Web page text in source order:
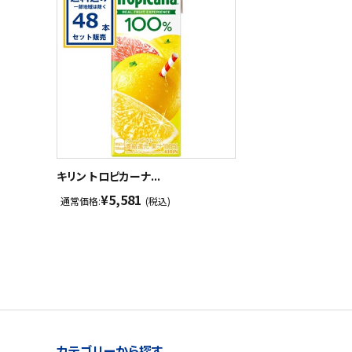
キリン トロピカーナ...
通常価格:¥5,581 (税込)